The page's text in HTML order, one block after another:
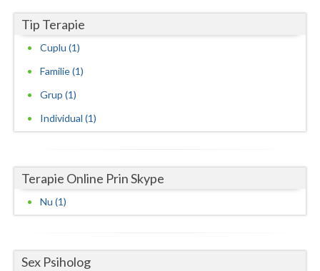
Sibiu
Timis
Valcea
Vaslui
Tip Terapie
Cuplu (1)
Familie (1)
Grup (1)
Individual (1)
Terapie Online Prin Skype
Nu (1)
Sex Psiholog